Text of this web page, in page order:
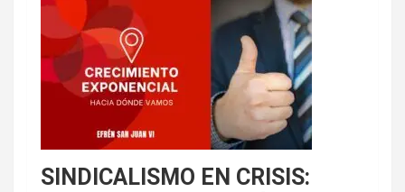
SINDICALISMO EN CRISIS: